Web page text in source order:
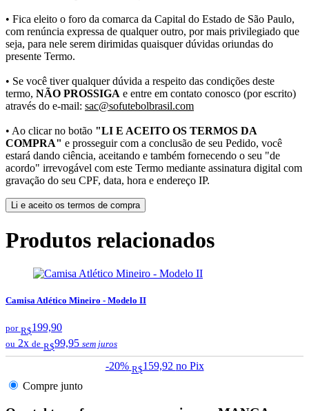
• Fica eleito o foro da comarca da Capital do Estado de São Paulo,
com renúncia expressa de qualquer outro, por mais privilegiado que
seja, para nele serem dirimidas quaisquer dúvidas oriundas do
presente Termo.
• Se você tiver qualquer dúvida a respeito das condições deste
termo, NÃO PROSSIGA e entre em contato conosco (por escrito)
através do e-mail: sac@sofutebolbrasil.com
• Ao clicar no botão "LI E ACEITO OS TERMOS DA
COMPRA" e prosseguir com a conclusão de seu Pedido, você
estará dando ciência, aceitando e também fornecendo o seu "de
acordo" irrevogável com este Termo mediante assinatura digital com
gravação do seu CPF, data, hora e endereço IP.
Li e aceito os termos de compra
Produtos relacionados
Camisa Atlético Mineiro - Modelo II
por R$199,90
ou 2x de R$99,95 sem juros
-20% R$159,92 no Pix
Compre junto